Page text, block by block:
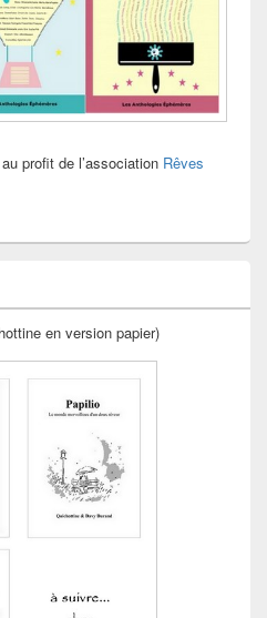
au profit de l’association Rêves
en version papier)